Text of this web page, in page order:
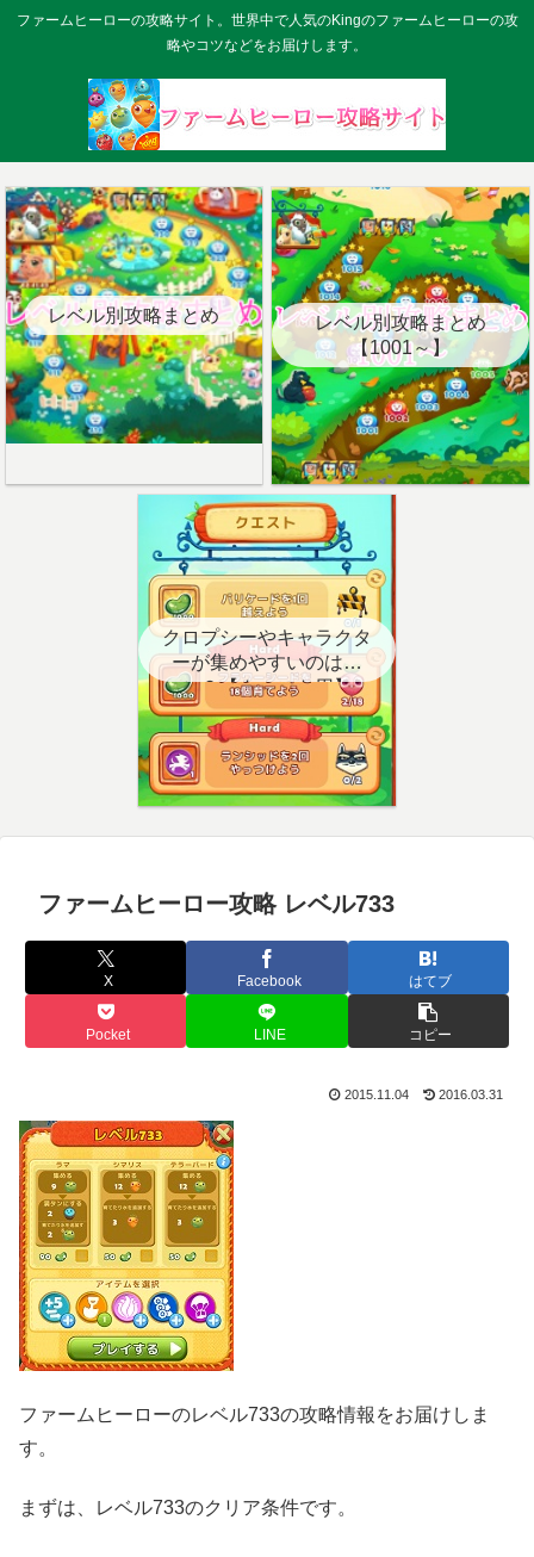
ファームヒーローの攻略サイト。世界中で人気のKingのファームヒーローの攻
略やコツなどをお届けします。
レベル別攻略まとめ
レベル別攻略まとめ
【1001～】
クロプシーやキャラクタ
ーが集めやすいのはど
こ？【クエスト用】
ファームヒーロー攻略 レベル733
X Facebook はてブ
Pocket LINE コピー
2015.11.04 2016.03.31
ファームヒーローのレベル733の攻略情報をお届けしま
す。
まずは、レベル733のクリア条件です。